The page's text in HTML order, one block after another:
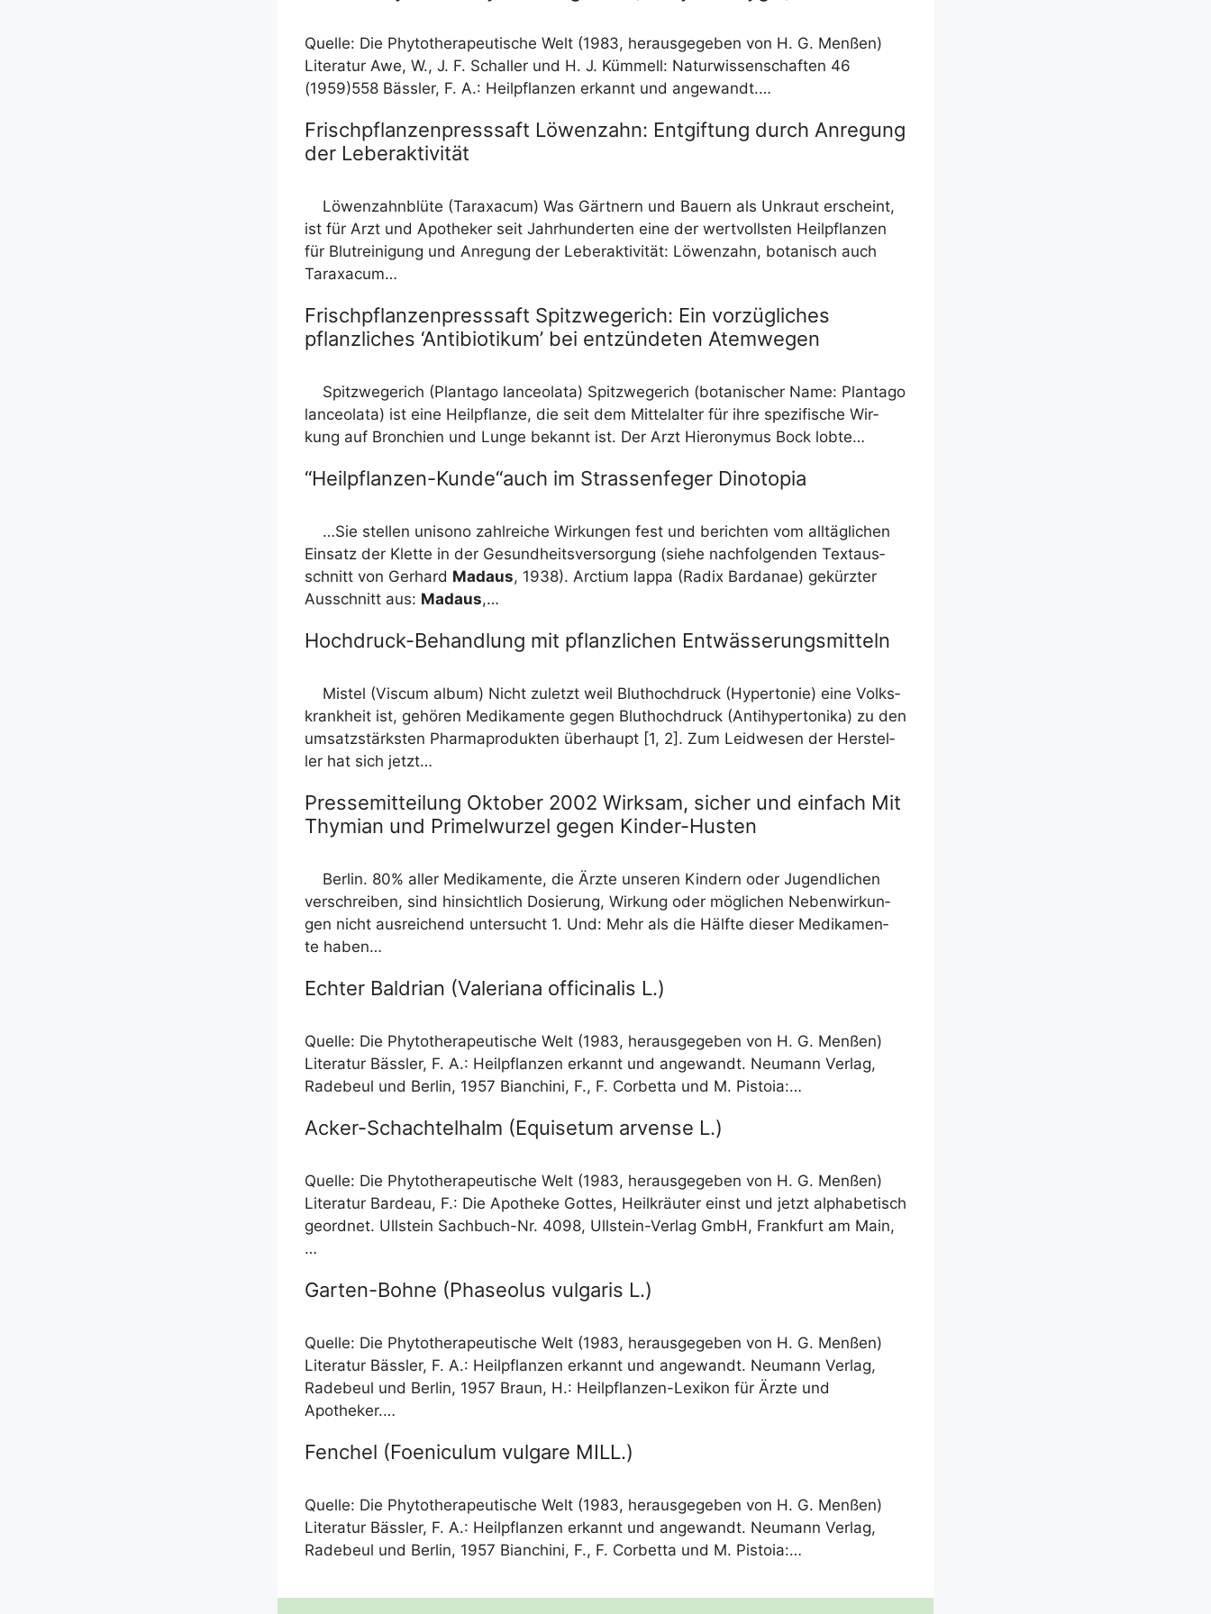
Quel­le: Die Phy­to­the­ra­peu­ti­sche Welt (1983, her­aus­ge­ge­ben von H. G. Men­ßen)
Lite­ra­tur Awe, W., J. F. Schal­ler und H. J. Küm­mell: Natur­wis­sen­schaf­ten 46
(1959)558 Bäss­ler, F. A.: Heil­pflan­zen erkannt und angewandt.…
Frischpflanzenpresssaft Löwenzahn: Entgiftung durch Anregung
der Leberaktivität
Löwen­zahn­blü­te (Tar­a­xa­cum) Was Gärt­nern und Bau­ern als Unkraut erscheint,
ist für Arzt und Apo­the­ker seit Jahr­hun­der­ten eine der wert­volls­ten Heil­pflan­zen
für Blut­rei­ni­gung und Anre­gung der Leber­ak­ti­vi­tät: Löwen­zahn, bota­nisch auch
Taraxacum…
Frischpflanzenpresssaft Spitzwegerich: Ein vorzügliches
pflanzliches ‘Antibiotikum’ bei entzündeten Atemwegen
Spitz­we­ge­rich (Plant­ago lan­ceo­la­ta) Spitz­we­ge­rich (bota­ni­scher Name: Plant­ago
lan­ceo­la­ta) ist eine Heil­pflan­ze, die seit dem Mit­tel­al­ter für ihre spe­zi­fi­sche Wir­
kung auf Bron­chi­en und Lun­ge bekannt ist. Der Arzt Hie­ro­ny­mus Bock lobte…
“Heilpflanzen-Kunde“auch im Strassenfeger Dinotopia
…Sie stel­len uni­so­no zahl­rei­che Wir­kun­gen fest und berich­ten vom all­täg­li­chen
Ein­satz der Klet­te in der Gesund­heits­ver­sor­gung (sie­he nach­fol­gen­den Text­aus­
schnitt von Ger­hard Mad­aus, 1938). Arc­ti­um lap­pa (Radix Bar­da­nae) gekürz­ter
Aus­schnitt aus: Mad­aus,…
Hochdruck-Behandlung mit pflanzlichen Entwässerungsmitteln
Mis­tel (Vis­cum album) Nicht zuletzt weil Blut­hoch­druck (Hyper­to­nie) eine Volks­
krank­heit ist, gehö­ren Medi­ka­men­te gegen Blut­hoch­druck (Anti­hy­per­to­ni­ka) zu den
umsatz­stärks­ten Phar­ma­pro­duk­ten über­haupt [1, 2]. Zum Leid­we­sen der Her­stel­
ler hat sich jetzt…
Pressemitteilung Oktober 2002 Wirksam, sicher und einfach Mit
Thymian und Primelwurzel gegen Kinder-Husten
Ber­lin. 80% aller Medi­ka­men­te, die Ärz­te unse­ren Kin­dern oder Jugend­li­chen
ver­schrei­ben, sind hin­sicht­lich Dosie­rung, Wir­kung oder mög­li­chen Neben­wir­kun­
gen nicht aus­rei­chend unter­sucht 1. Und: Mehr als die Hälf­te die­ser Medi­ka­men­
te haben…
Echter Baldrian (Valeriana officinalis L.)
Quel­le: Die Phy­to­the­ra­peu­ti­sche Welt (1983, her­aus­ge­ge­ben von H. G. Men­ßen)
Lite­ra­tur Bäss­ler, F. A.: Heil­pflan­zen erkannt und ange­wandt. Neu­mann Ver­lag,
Rade­beul und Ber­lin, 1957 Bian­chi­ni, F., F. Cor­bet­ta und M. Pistoia:…
Acker-Schachtelhalm (Equisetum arvense L.)
Quel­le: Die Phy­to­the­ra­peu­ti­sche Welt (1983, her­aus­ge­ge­ben von H. G. Men­ßen)
Lite­ra­tur Bar­deau, F.: Die Apo­the­ke Got­tes, Heil­kräu­ter einst und jetzt alpha­be­tisch
geord­net. Ull­stein Sach­buch-Nr. 4098, Ull­stein-Ver­lag GmbH, Frank­furt am Main,
…
Garten-Bohne (Phaseolus vulgaris L.)
Quel­le: Die Phy­to­the­ra­peu­ti­sche Welt (1983, her­aus­ge­ge­ben von H. G. Men­ßen)
Lite­ra­tur Bäss­ler, F. A.: Heil­pflan­zen erkannt und ange­wandt. Neu­mann Ver­lag,
Rade­beul und Ber­lin, 1957 Braun, H.: Heil­pflan­zen-Lexi­kon für Ärz­te und
Apotheker.…
Fenchel (Foeniculum vulgare MILL.)
Quel­le: Die Phy­to­the­ra­peu­ti­sche Welt (1983, her­aus­ge­ge­ben von H. G. Men­ßen)
Lite­ra­tur Bäss­ler, F. A.: Heil­pflan­zen erkannt und ange­wandt. Neu­mann Ver­lag,
Rade­beul und Ber­lin, 1957 Bian­chi­ni, F., F. Cor­bet­ta und M. Pistoia:…